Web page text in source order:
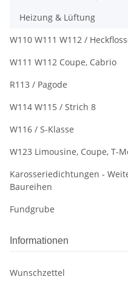
Heizung & Lüftung
W110 W111 W112 /
W111 W112 Coupe, Cabrio
R113 / Pagode
W114 W115 / Strich 8
W116 / S-Klasse
W123 Limousine, Coupe, T-
Karosseriedichtungen -
Baureihen
Fundgrube
Informationen
Wunschzettel